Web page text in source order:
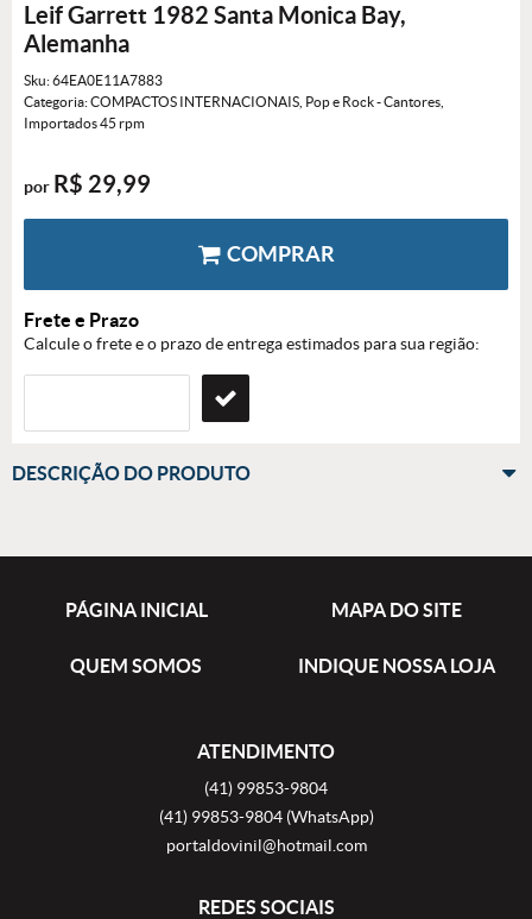
Leif Garrett 1982 Santa Monica Bay,
Alemanha
Sku:64EA0E11A7883
Categoria:COMPACTOS INTERNACIONAIS Pop e Rock - Cantores
Importados 45 rpm
por R$ 29,99
COMPRAR
Frete e Prazo
Calcule o frete e o prazo de entrega estimados para sua região:
DESCRIÇÃO DO PRODUTO
PÁGINA INICIAL MAPA DO SITE
QUEM SOMOS INDIQUE NOSSA LOJA
ATENDIMENTO
(41) 99853-9804
(41)99853-9804 (WhatsApp)
portaldovinil@hotmail.com
REDES SOCIAIS